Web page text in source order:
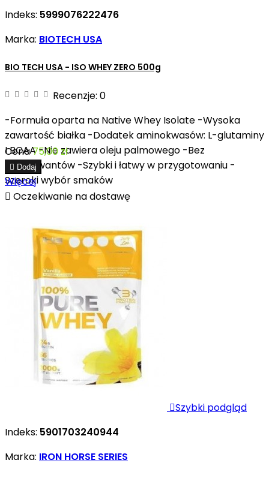
Indeks: 5999076222476
Marka: BIOTECH USA
BIO TECH USA - ISO WHEY ZERO 500g
Recenzje: 0
-Formuła oparta na Native Whey Isolate -Wysoka
zawartość białka -Dodatek aminokwasów: L-glutaminy
I BCAA -Nie zawiera oleju palmowego -Bez
konserwantów -Szybki i łatwy w przygotowaniu -
Szeroki wybór smaków
Cena75,00 zł
 Dodaj
Więcej
 Oczekiwanie na dostawę
Szybki podgląd
Indeks: 5901703240944
Marka: IRON HORSE SERIES